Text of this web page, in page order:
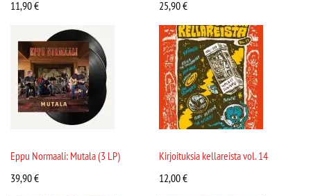
11,90€ 25,90€
Eppu Normaali: Mutala (3 LP)
39,90€
Kirjoituksia kellareista vol. 14
12,00€